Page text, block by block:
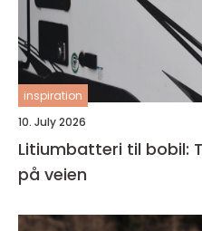
inspiration
10. July 2026
Litiumbatteri til bobil:
på veien